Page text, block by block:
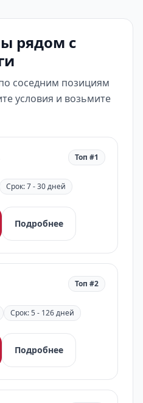
рядом с
соседним позициям
условия и возьмите
Топ #1
Срок: 7 - 30 дней
Подробнее
Топ #2
Срок: 5 - 126 дней
Подробнее